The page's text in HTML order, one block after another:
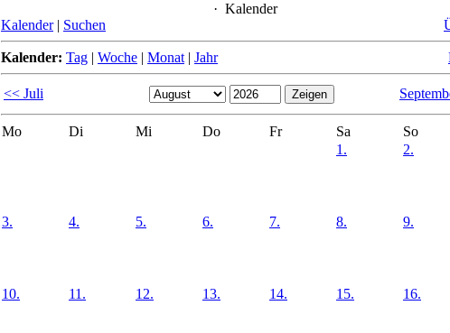
· Kalender
Kalender | Suchen
Kalender: Tag | Woche | Monat | Jahr
<< Juli
Mo Di Mi Do Fr Sa
So
1.
2.
3. 4. 5. 6. 7. 8. 9.
10. 11. 12. 13. 14. 15. 16.